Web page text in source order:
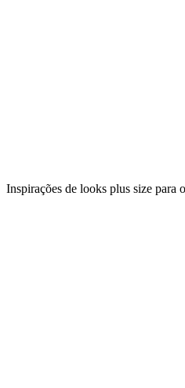
Inspirações de looks plus size para